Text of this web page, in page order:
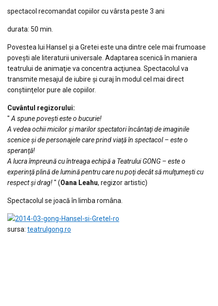
spectacol recomandat copiilor cu vârsta peste 3 ani
durata: 50 min.
Povestea lui Hansel şi a Gretei este una dintre cele mai frumoase
poveşti ale literaturii universale. Adaptarea scenică în maniera
teatrului de animaţie va concentra acţiunea. Spectacolul va
transmite mesajul de iubire şi curaj în modul cel mai direct
conştiinţelor pure ale copiilor.
Cuvântul regizorului:
A spune poveşti este o bucurie!
A vedea ochii micilor şi marilor spectatori încântaţi de imaginile
scenice şi de personajele care prind viaţă în spectacol – este o
speranţă!
A lucra împreună cu întreaga echipă a Teatrului GONG – este o
experinţă plină de lumină pentru care nu poţi decât să mulţumeşti cu
respect şi drag!
(Oana Leahu, regizor artistic)
Spectacolul se joacă în limba româna.
sursa: teatrulgong.ro